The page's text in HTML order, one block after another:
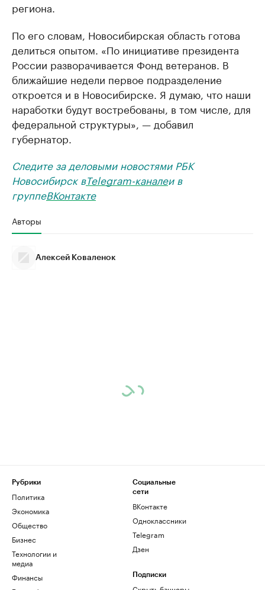
региона.
По его словам, Новосибирская область готова
делиться опытом. «По инициативе президента
России разворачивается Фонд ветеранов. В
ближайшие недели первое подразделение
откроется и в Новосибирске. Я думаю, что наши
наработки будут востребованы, в том числе, для
федеральной структуры», — добавил
губернатор.
Следите за деловыми новостями РБК
Новосибирск вTelegram-каналеи в
группеВКонтакте
Авторы
Алексей Коваленок
Рубрики
Политика
Экономика
Общество
Бизнес
Технологии и
медиа
Финансы
Социальные
сети
ВКонтакте
Одноклассники
Telegram
Дзен
Подписки